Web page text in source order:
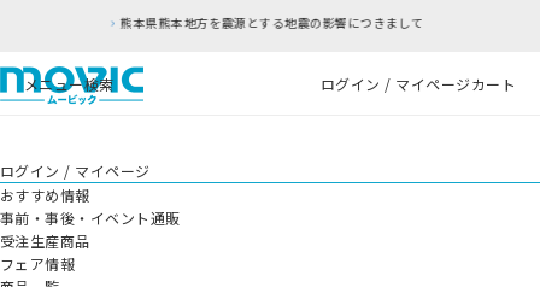
熊本地方を震源とする地震の影響につきまして
メニュー検索 ログイン / マイページカート
ログイン / マイページ
おすすめ情報
事前・事後・イベント通販
受注生産商品
フェア情報